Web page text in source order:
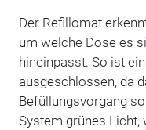
Der Refillomat
um welche Dose es
hineinpasst. So ist
ausgeschlossen, da
Befüllungsvorgang
System grünes Licht,